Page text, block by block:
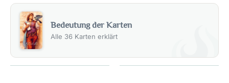
Bedeutung der Karten
Alle 36 Karten erklärt